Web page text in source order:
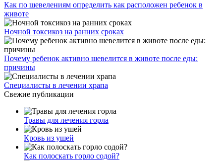
Как по шевелениям определить как расположен ребенок в
животе
Ночной токсикоз на ранних сроках
Почему ребенок активно шевелится в животе после еды:
причины
Специалисты в лечении храпа
Свежие публикации
Травы для лечения горла
Кровь из ушей
Как полоскать горло содой?